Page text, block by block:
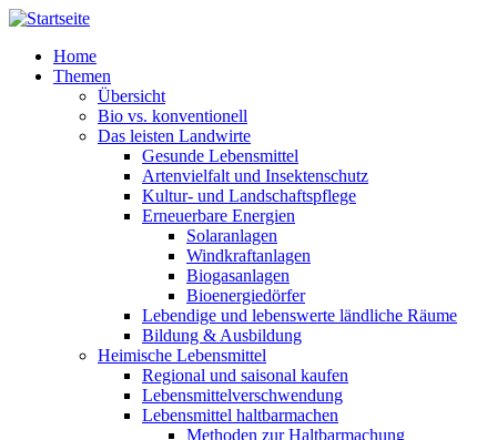
Direkt zum Inhalt
Home
Themen
Übersicht
Bio vs. konventionell
Das leisten Landwirte
Gesunde Lebensmittel
Artenvielfalt und Insektenschutz
Kultur- und Landschaftspflege
Erneuerbare Energien
Solaranlagen
Windkraftanlagen
Biogasanlagen
Bioenergiedörfer
Lebendige und lebenswerte ländliche Räume
Bildung & Ausbildung
Heimische Lebensmittel
Regional und saisonal kaufen
Lebensmittelverschwendung
Lebensmittel haltbarmachen
Methoden zur Haltbarmachung